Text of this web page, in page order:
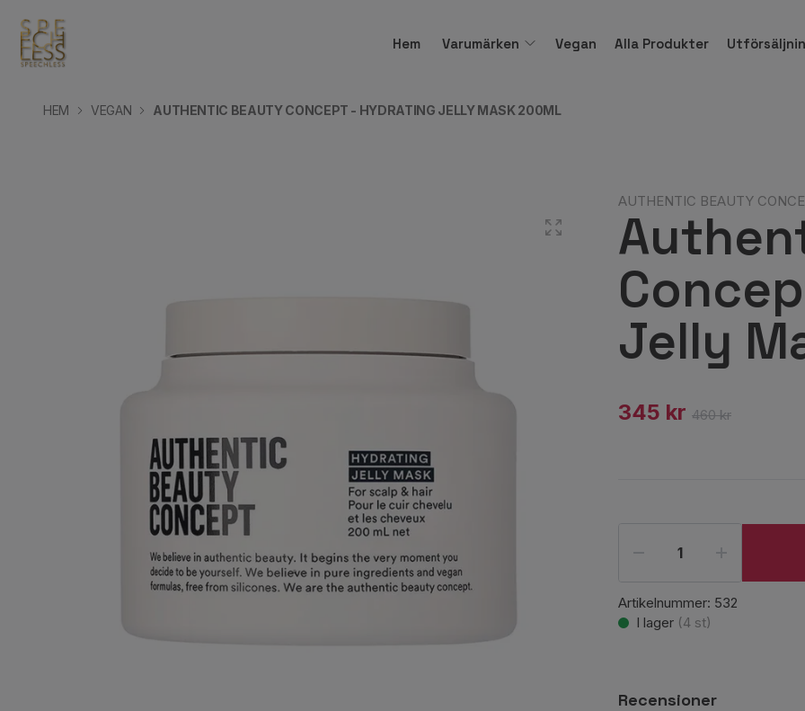
Hem Varumärken Vegan Alla Produkter
HEM VEGAN AUTHENTIC BEAUTY CONCEPT - HYDRATING JELLY MASK 200ML
AUTHENTIC BEAUTY
Jelly
345 kr 460 kr
Artikelnummer: 532
I lager (4 st)
Recensioner